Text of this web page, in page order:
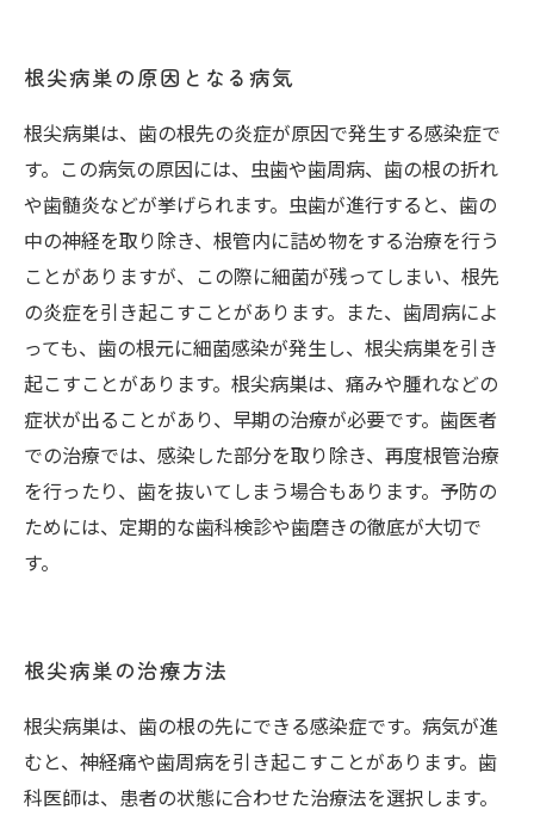
根尖病巣の原因となる病気
根尖病巣は、歯の根先の炎症が原因で発生する感染症で
す。この病気の原因には、虫歯や歯周病、歯の根の折れ
や歯髄炎などが挙げられます。虫歯が進行すると、歯の
中の神経を取り除き、根管内に詰め物をする治療を行う
ことがありますが、この際に細菌が残ってしまい、根先
の炎症を引き起こすことがあります。また、歯周病によ
っても、歯の根元に細菌感染が発生し、根尖病巣を引き
起こすことがあります。根尖病巣は、痛みや腫れなどの
症状が出ることがあり、早期の治療が必要です。歯医者
での治療では、感染した部分を取り除き、再度根管治療
を行ったり、歯を抜いてしまう場合もあります。予防の
ためには、定期的な歯科検診や歯磨きの徹底が大切で
す。
根尖病巣の治療方法
根尖病巣は、歯の根の先にできる感染症です。病気が進
むと、神経痛や歯周病を引き起こすことがあります。歯
科医師は、患者の状態に合わせた治療法を選択します。